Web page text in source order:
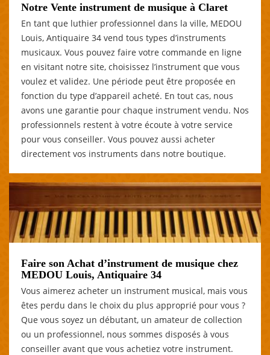
Notre Vente instrument de musique à Claret
En tant que luthier professionnel dans la ville, MEDOU
Louis, Antiquaire 34 vend tous types d’instruments
musicaux. Vous pouvez faire votre commande en ligne
en visitant notre site, choisissez l’instrument que vous
voulez et validez. Une période peut être proposée en
fonction du type d’appareil acheté. En tout cas, nous
avons une garantie pour chaque instrument vendu. Nos
professionnels restent à votre écoute à votre service
pour vous conseiller. Vous pouvez aussi acheter
directement vos instruments dans notre boutique.
Faire son Achat d’instrument de musique chez
MEDOU Louis, Antiquaire 34
Vous aimerez acheter un instrument musical, mais vous
êtes perdu dans le choix du plus approprié pour vous ?
Que vous soyez un débutant, un amateur de collection
ou un professionnel, nous sommes disposés à vous
conseiller avant que vous achetiez votre instrument.